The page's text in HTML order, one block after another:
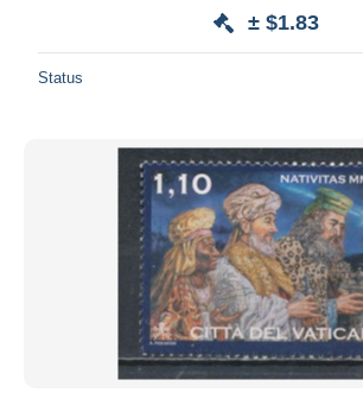
± $1.83
Status